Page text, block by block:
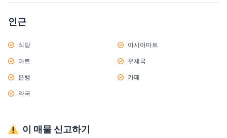
인근
식당 아시아마트
마트 우체국
은행 카페
약국
이 매물 신고하기